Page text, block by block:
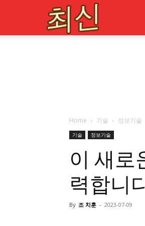
Home 기술 정보기술
기술 정보기술
이 새로
력합니
By 조 치훈 - 2023-07-09